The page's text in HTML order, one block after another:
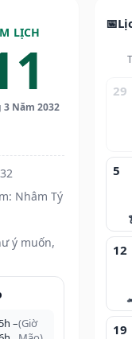
LỊCH
3 Năm 2032
Nhâm Tý
ý muốn,
5h –(Giờ
29
5
12
19